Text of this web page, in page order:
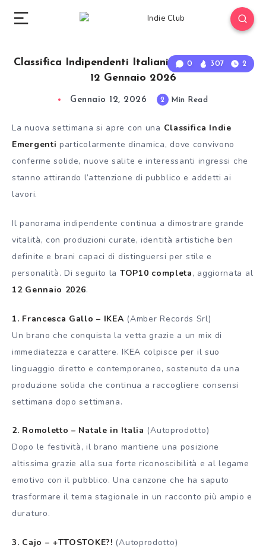
Classifica Indipendenti Italiani (Emergenti) del
12 Gennaio 2026
0 307 2
Gennaio 12, 2026 2 Min Read
La nuova settimana si apre con una Classifica Indie
Emergenti particolarmente dinamica, dove convivono
conferme solide, nuove salite e interessanti ingressi che
stanno attirando l’attenzione di pubblico e addetti ai
lavori.
Il panorama indipendente continua a dimostrare grande
vitalità, con produzioni curate, identità artistiche ben
definite e brani capaci di distinguersi per stile e
personalità. Di seguito la TOP10 completa, aggiornata al
12 Gennaio 2026.
1. Francesca Gallo – IKEA (Amber Records Srl)
Un brano che conquista la vetta grazie a un mix di
immediatezza e carattere. IKEA colpisce per il suo
linguaggio diretto e contemporaneo, sostenuto da una
produzione solida che continua a raccogliere consensi
settimana dopo settimana.
2. Romoletto – Natale in Italia (Autoprodotto)
Dopo le festività, il brano mantiene una posizione
altissima grazie alla sua forte riconoscibilità e al legame
emotivo con il pubblico. Una canzone che ha saputo
trasformare il tema stagionale in un racconto più ampio e
duraturo.
3. Cajo – +TTOSTOKE?! (Autoprodotto)